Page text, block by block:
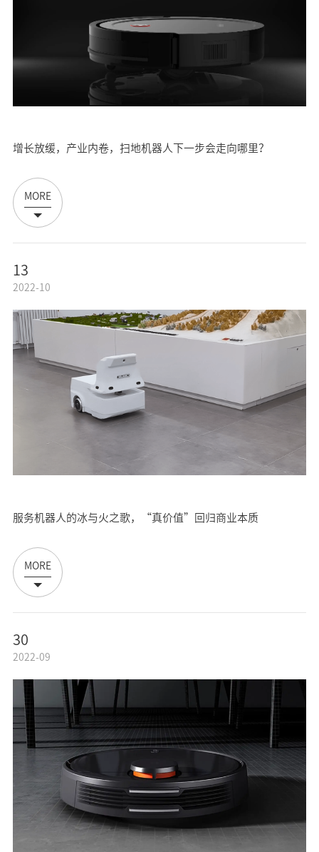
增长放缓，产业内卷，扫地机器人下一步会走向哪里？
MORE
13
2022-10
服务机器人的冰与火之歌，“真价值”回归商业本质
MORE
30
2022-09